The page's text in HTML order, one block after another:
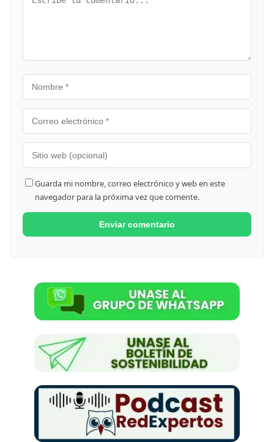
Guarda mi nombre, correo electrónico y web en este
navegador para la próxima vez que comente.